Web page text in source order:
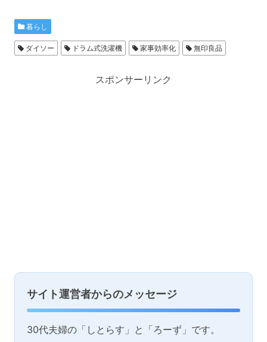
暮らし
ダイソー ドラム式洗濯機 家事効率化 無印良品
スポンサーリンク
サイト運営者からのメッセージ
30代夫婦の「しとらす」と「ろーず」です。